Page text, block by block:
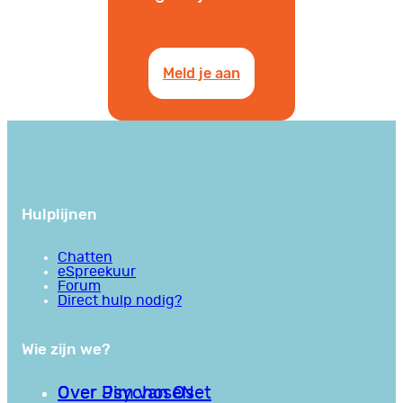
Meld je aan
Hulplijnen
Chatten
eSpreekuur
Forum
Direct hulp nodig?
Wie zijn we?
Over PsychoseNet
Over Jim van Os